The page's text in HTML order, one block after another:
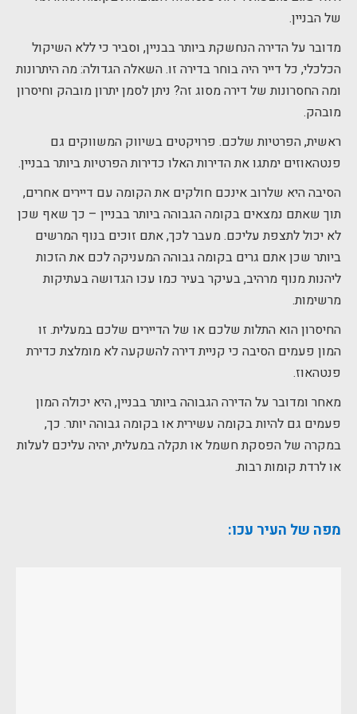
של הבניין.
מדובר על הדירה הנחשקת ביותר בבניין, וסביר כי ללא השיקול
הכלכלי, כל דייר היה בוחר בדירה זו. השאלה הגדולה: מה היתרונות
ומה החסרונות של דירה מסוג זה? ניתן לסמן יתרון מובהק וחיסרון
מובהק.
ראשית, הפרטיות שלכם. פרויקטים בשיווק המשווקים גם
פנטהאוזים ימתגו את הדירות האלו כדירות הפרטיות ביותר בבניין.
הסיבה היא שלרוב אינכם חולקים את הקומה עם דיירים אחרים,
תוך שאתם נמצאים בקומה הגבוהה ביותר בבניין – כך שאף שכן
לא יכול לתצפת עליכם. מעבר לכך, אתם זוכים בנוף המרשים
ביותר שכן אתם גרים בקומה גבוהה המעניקה לכם את הזכות
ליהנות מנוף מרהיב, בעיקר בעיר כמו עכו הגדושה בעתיקות
מרשימות.
החיסרון הוא התלות שלכם או של הדיירים שלכם במעלית. זו
המון פעמים הסיבה כי קניית דירה להשקעה לא מומלצת כדירת
פנטהאוז.
מאחר ומדובר על הדירה הגבוהה ביותר בבניין, היא יכולה המון
פעמים גם להיות בקומה עשירית או בקומה גבוהה יותר. כך,
במקרה של הפסקת חשמל או תקלה במעלית, יהיה עליכם לעלות
או לרדת קומות רבות.
מפה של העיר עכו: